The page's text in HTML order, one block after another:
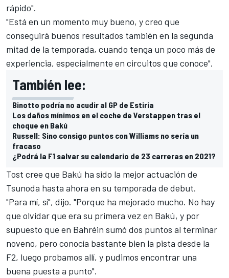
rápido".
"Está en un momento muy bueno, y creo que
conseguirá buenos resultados también en la segunda
mitad de la temporada, cuando tenga un poco más de
experiencia, especialmente en circuitos que conoce".
También lee:
Binotto podría no acudir al GP de Estiria
Los daños mínimos en el coche de Verstappen tras el
choque en Bakú
Russell: Sino consigo puntos con Williams no sería un
fracaso
¿Podrá la F1 salvar su calendario de 23 carreras en 2021?
Tost cree que Bakú ha sido la mejor actuación de
Tsunoda hasta ahora en su temporada de debut.
"Para mí, sí", dijo. "Porque ha mejorado mucho. No hay
que olvidar que era su primera vez en Bakú, y por
supuesto que en Bahréin sumó dos puntos al terminar
noveno, pero conocía bastante bien la pista desde la
F2, luego probamos allí, y pudimos encontrar una
buena puesta a punto".